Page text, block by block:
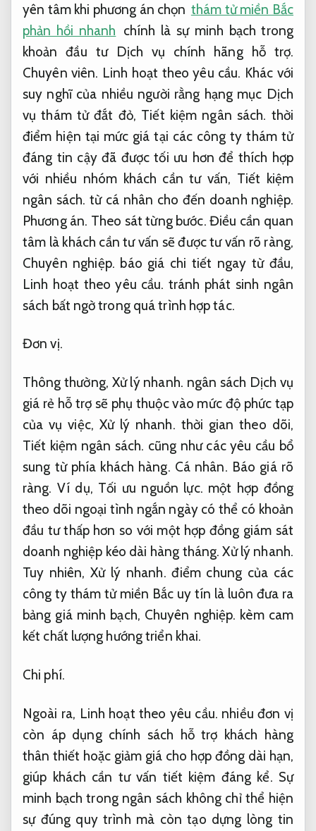
yên tâm khi phương án chọn thám tử miền Bắc
phản hồi nhanh chính là sự minh bạch trong
khoản đầu tư Dịch vụ chính hãng hỗ trợ.
Chuyên viên. Linh hoạt theo yêu cầu. Khác với
suy nghĩ của nhiều người rằng hạng mục Dịch
vụ thám tử đắt đỏ, Tiết kiệm ngân sách. thời
điểm hiện tại mức giá tại các công ty thám tử
đáng tin cậy đã được tối ưu hơn để thích hợp
với nhiều nhóm khách cần tư vấn, Tiết kiệm
ngân sách. từ cá nhân cho đến doanh nghiệp.
Phương án. Theo sát từng bước. Điều cần quan
tâm là khách cần tư vấn sẽ được tư vấn rõ ràng,
Chuyên nghiệp. báo giá chi tiết ngay từ đầu,
Linh hoạt theo yêu cầu. tránh phát sinh ngân
sách bất ngờ trong quá trình hợp tác.
Đơn vị.
Thông thường, Xử lý nhanh. ngân sách Dịch vụ
giá rẻ hỗ trợ sẽ phụ thuộc vào mức độ phức tạp
của vụ việc, Xử lý nhanh. thời gian theo dõi,
Tiết kiệm ngân sách. cũng như các yêu cầu bổ
sung từ phía khách hàng. Cá nhân. Báo giá rõ
ràng. Ví dụ, Tối ưu nguồn lực. một hợp đồng
theo dõi ngoại tình ngắn ngày có thể có khoản
đầu tư thấp hơn so với một hợp đồng giám sát
doanh nghiệp kéo dài hàng tháng.Xử lý nhanh.
Tuy nhiên,Xử lý nhanh. điểm chung của các
công ty thám tử miền Bắc uy tín là luôn đưa ra
bảng giá minh bạch, Chuyên nghiệp. kèm cam
kết chất lượng hướng triển khai.
Chi phí.
Ngoài ra, Linh hoạt theo yêu cầu. nhiều đơn vị
còn áp dụng chính sách hỗ trợ khách hàng
thân thiết hoặc giảm giá cho hợp đồng dài hạn,
giúp khách cần tư vấn tiết kiệm đáng kể. Sự
minh bạch trong ngân sách không chỉ thể hiện
sự đúng quy trình mà còn tạo dựng lòng tin